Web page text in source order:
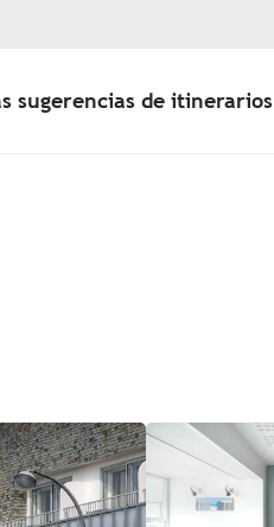
sugerencias de itinerarios